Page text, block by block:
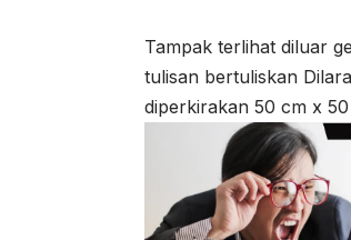
Tampak terlihat diluar
tulisan bertuliskan
diperkirakan 50 cm x